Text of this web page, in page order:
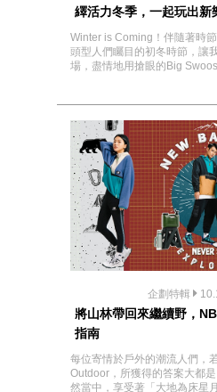
繹活力冬季，一起玩出新
Winter is Coming！伴隨著時
頭型人們矚目的初冬時節，讓
場，盡情地用搶眼的Big
企劃特輯
將山林帶回來繼續野，
指南
每位寄情於戶外的潮流人們，
Outdoor，所獲得的答案大都
然當中，享受著「大地為床星